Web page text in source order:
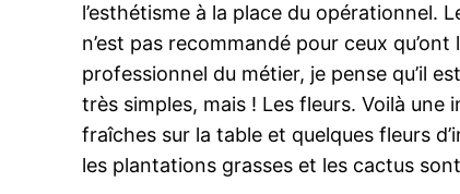
l’esthétisme à la place du opérationnel.
n’est pas recommandé pour ceux
professionnel du métier, je pense qu’il
très simples, mais ! Les fleurs. Voilà
fraîches sur la table et quelques fleurs
les plantations grasses et les cactus